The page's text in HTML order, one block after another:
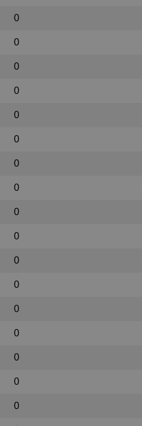
0
0
0
0
0
0
0
0
0
0
0
0
0
0
0
0
0